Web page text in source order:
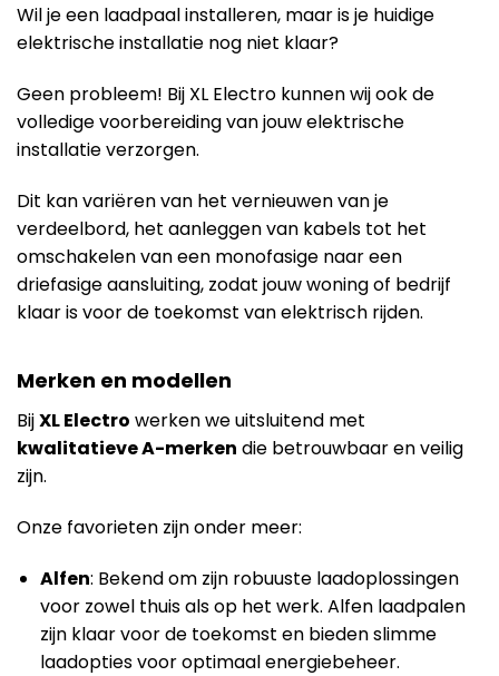
Wil je een laadpaal installeren, maar is je huidige
elektrische installatie nog niet klaar?
Geen probleem! Bij XL Electro kunnen wij ook de
volledige voorbereiding van jouw elektrische
installatie verzorgen.
Dit kan variëren van het vernieuwen van je
verdeelbord, het aanleggen van kabels tot het
omschakelen van een monofasige naar een
driefasige aansluiting, zodat jouw woning of bedrijf
klaar is voor de toekomst van elektrisch rijden.
Merken en modellen
BijXL Electro werken we uitsluitend met
kwalitatieve A-merken die betrouwbaar en veilig
zijn.
Onze favorieten zijn onder meer:
Alfen: Bekend om zijn robuuste laadoplossingen
voor zowel thuis als op het werk. Alfen laadpalen
zijn klaar voor de toekomst en bieden slimme
laadopties voor optimaal energiebeheer.